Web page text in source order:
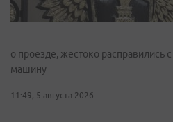
о проезде, жестоко расправились
машину
11:49, 5 августа 2026